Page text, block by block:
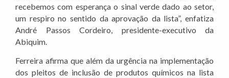
recebemos com esperança o sinal verde dado ao setor,
um respiro no sentido da aprovação da lista”, enfatiza
André Passos Cordeiro, presidente-executivo da
Abiquim.
Ferreira afirma que além da urgência na implementação
dos pleitos de inclusão de produtos químicos na lista